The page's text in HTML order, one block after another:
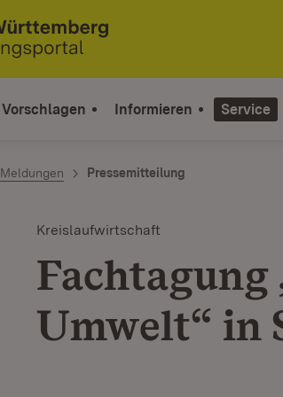
Vorschlagen Informieren Service
Meldungen Pressemitteilung
Kreislaufwirtschaft
Umwelt“ in